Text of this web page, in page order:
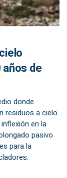
de
donde
residuos a cielo
en la
pasivo
para la